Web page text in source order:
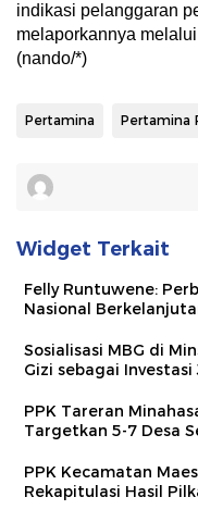
indikasi pelanggaran
melaporkannya
(nando/*)
Pertamina
Widget Terkait
Felly Runtuwene:
Nasional
Sosialisasi MBG di
Gizi sebagai
PPK Tareran
Targetkan 5-7 Desa
PPK Kecamatan
Rekapitulasi Hasil